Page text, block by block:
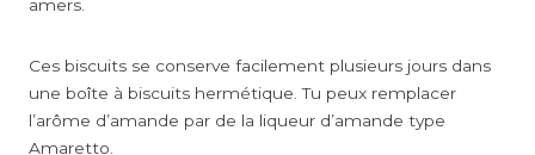
amers.
Ces biscuits se conserve facilement plusieurs jours dans
une boîte à biscuits hermétique. Tu peux remplacer
l’arôme d’amande par de la liqueur d’amande type
Amaretto.